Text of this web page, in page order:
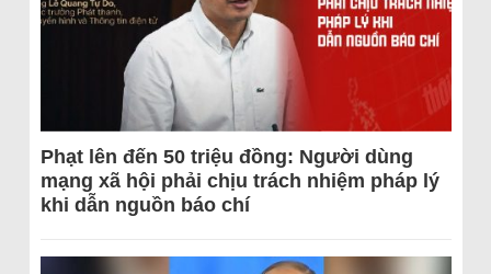
Phạt lên đến 50 triệu đồng: Người dùng
mạng xã hội phải chịu trách nhiệm pháp lý
khi dẫn nguồn báo chí